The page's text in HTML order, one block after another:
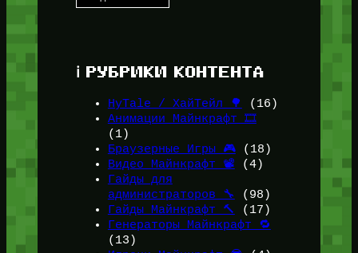
ℹ️ РУБРИКИ КОНТЕНТА
HyTale / ХайТейл 🌳
(16)
Анимации Майнкрафт 🎞️
(1)
Браузерные Игры 🎮(18)
Видео Майнкрафт 📽️ (4)
Гайды для
администраторов 🔧
(98)
Гайды Майнкрафт 🔨
(17)
Генераторы Майнкрафт 🔁
(13)